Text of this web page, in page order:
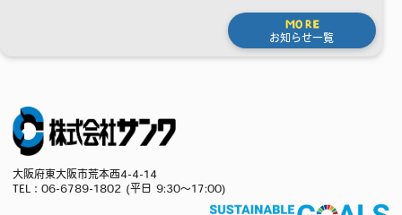
MORE
お知らせ一覧
大阪府東大阪市荒本西4-4-14
TEL： 06-6789-1802 (平日 9:30～17:00)